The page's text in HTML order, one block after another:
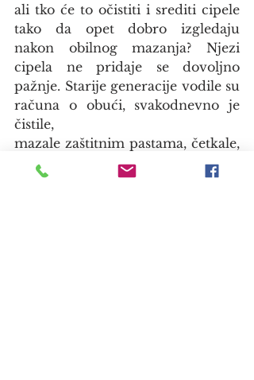
ali tko će to očistiti i srediti cipele
tako da opet dobro izgledaju
nakon obilnog mazanja? Njezi
cipela ne pridaje se dovoljno
pažnje. Starije generacije vodile su
računa o obući, svakodnevno je
čistile,
mazale zaštitnim pastama, četkale,
laštile. Danas ćete u šetnji gradom
vidjeti sređene, našminkane,